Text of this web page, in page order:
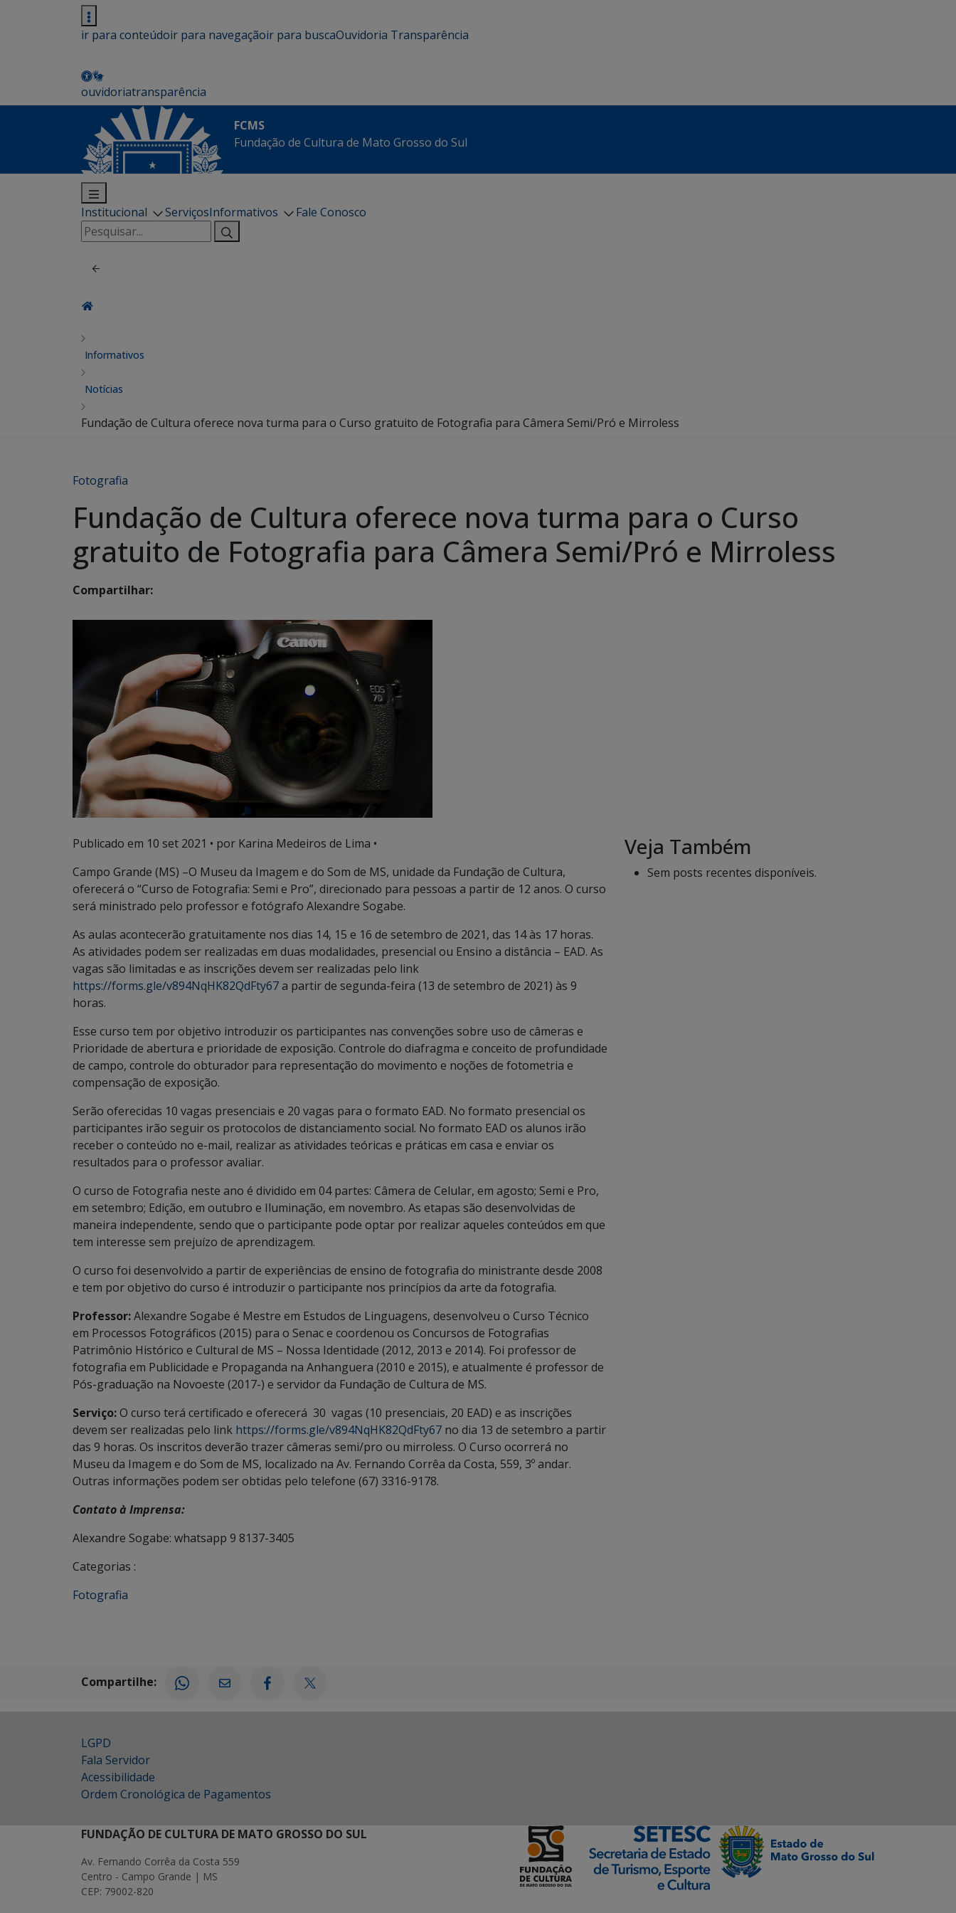
ir para conteúdoir para navegaçãoir para buscaOuvidoria Transparência
ouvidoriatransparência
FCMS
Fundação de Cultura de Mato Grosso do Sul
Institucional ServiçosInformativos
Fale Conosco
Pesquisar
por:
Informativos
Notícias
Fundação de Cultura oferece nova turma para o Curso gratuito de Fotografia para Câmera Semi/Pró e Mirroless
Fotografia
Fundação de Cultura oferece nova turma para o Curso
gratuito de Fotografia para Câmera Semi/Pró e Mirroless
Compartilhar:
Publicado em 10 set 2021 • por Karina Medeiros de Lima •
Campo Grande (MS) –O Museu da Imagem e do Som de MS, unidade da Fundação de Cultura,
oferecerá o “Curso de Fotografia: Semi e Pro”, direcionado para pessoas a partir de 12 anos. O curso
será ministrado pelo professor e fotógrafo Alexandre Sogabe.
As aulas acontecerão gratuitamente nos dias 14, 15 e 16 de setembro de 2021, das 14 às 17 horas.
As atividades podem ser realizadas em duas modalidades, presencial ou Ensino a distância – EAD. As
vagas são limitadas e as inscrições devem ser realizadas pelo link
https://forms.gle/v894NqHK82QdFty67a partir de segunda-feira (13 de setembro de 2021) às 9
horas.
Esse curso tem por objetivo introduzir os participantes nas convenções sobre uso de câmeras e
Prioridade de abertura e prioridade de exposição. Controle do diafragma e conceito de profundidade
de campo, controle do obturador para representação do movimento e noções de fotometria e
compensação de exposição.
Serão oferecidas 10 vagas presenciais e 20 vagas para o formato EAD. No formato presencial os
participantes irão seguir os protocolos de distanciamento social. No formato EAD os alunos irão
receber o conteúdo no e-mail, realizar as atividades teóricas e práticas em casa e enviar os
resultados para o professor avaliar.
O curso de Fotografia neste ano é dividido em 04 partes: Câmera de Celular, em agosto; Semi e Pro,
em setembro; Edição, em outubro e Iluminação, em novembro. As etapas são desenvolvidas de
maneira independente, sendo que o participante pode optar por realizar aqueles conteúdos em que
tem interesse sem prejuízo de aprendizagem.
O curso foi desenvolvido a partir de experiências de ensino de fotografia do ministrante desde 2008
e tem por objetivo do curso é introduzir o participante nos princípios da arte da fotografia.
Professor:Alexandre Sogabe é Mestre em Estudos de Linguagens, desenvolveu o Curso Técnico
em Processos Fotográficos (2015) para o Senac e coordenou os Concursos de Fotografias
Patrimônio Histórico e Cultural de MS – Nossa Identidade (2012, 2013 e 2014). Foi professor de
fotografia em Publicidade e Propaganda na Anhanguera (2010 e 2015), e atualmente é professor de
Pós-graduação na Novoeste (2017-) e servidor da Fundação de Cultura de MS.
Serviço:O curso terá certificado e oferecerá 30 vagas (10 presenciais, 20 EAD) e as inscrições
devem ser realizadas pelo link https://forms.gle/v894NqHK82QdFty67 no dia 13 de setembro a partir
das 9 horas. Os inscritos deverão trazer câmeras semi/pro ou mirroless. O Curso ocorrerá no
Museu da Imagem e do Som de MS, localizado na Av. Fernando Corrêa da Costa, 559, 3º andar.
Outras informações podem ser obtidas pelo telefone (67) 3316-9178.
Contato à Imprensa:
Alexandre Sogabe: whatsapp 9 8137-3405
Categorias :
Fotografia
Veja Também
Sem posts recentes disponíveis.
Compartilhe:
LGPD
Fala Servidor
Acessibilidade
Ordem Cronológica de Pagamentos
FUNDAÇÃO DE CULTURA DE MATO GROSSO DO SUL
Av. Fernando Corrêa da Costa 559
Centro - Campo Grande | MS
CEP: 79002-820